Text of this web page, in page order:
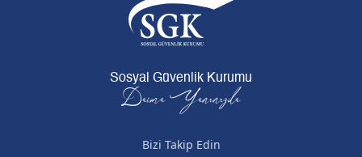
Sosyal Güvenlik Kurumu
Daima Yanınızda
Bizi Takip Edin